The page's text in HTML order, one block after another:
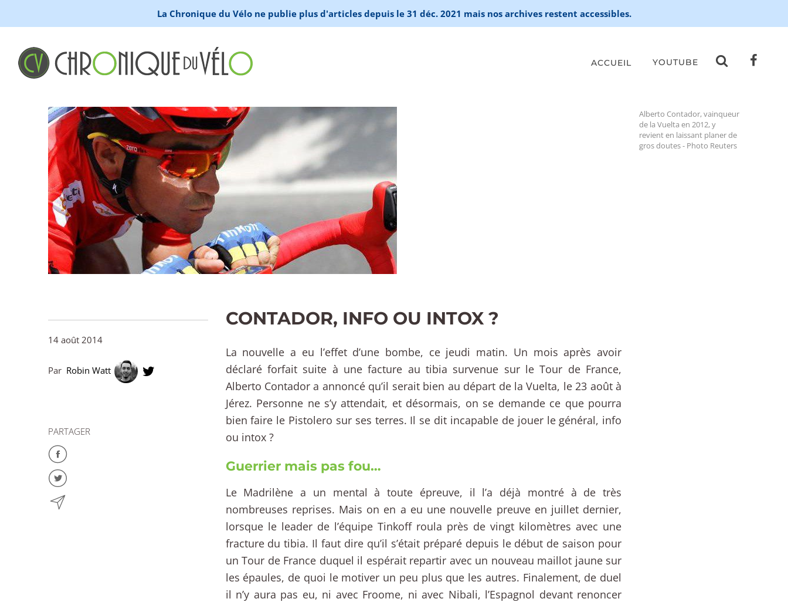
La Chronique du Vélo ne publie plus d'articles depuis le 31 déc. 2021 mais nos archives restent accessibles.
ACCUEIL YOUTUBE
Alberto Contador, vainqueur
de la Vuelta en 2012, y
revient en laissant planer de
gros doutes - Photo Reuters
14 août 2014
Par Robin Watt
PARTAGER
CONTADOR, INFO OU INTOX ?
La nouvelle a eu l’effet d’une bombe, ce jeudi matin. Un mois après avoir
déclaré forfait suite à une facture au tibia survenue sur le Tour de France,
Alberto Contador a annoncé qu’il serait bien au départ de la Vuelta, le 23 août à
Jérez. Personne ne s’y attendait, et désormais, on se demande ce que pourra
bien faire le Pistolero sur ses terres. Il se dit incapable de jouer le général, info
ou intox ?
Guerrier mais pas fou…
Le Madrilène a un mental à toute épreuve, il l’a déjà montré à de très
nombreuses reprises. Mais on en a eu une nouvelle preuve en juillet dernier,
lorsque le leader de l’équipe Tinkoff roula près de vingt kilomètres avec une
fracture du tibia. Il faut dire qu’il s’était préparé depuis le début de saison pour
un Tour de France duquel il espérait repartir avec un nouveau maillot jaune sur
les épaules, de quoi le motiver un peu plus que les autres. Finalement, de duel
il n’y aura pas eu, ni avec Froome, ni avec Nibali, l’Espagnol devant renoncer